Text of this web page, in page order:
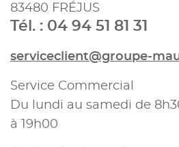
83480 FRÉJUS
Tél. : 04 94 51 81 31
serviceclient@groupe-
Service Commercial
Du lundi au samedi de
à 19h00